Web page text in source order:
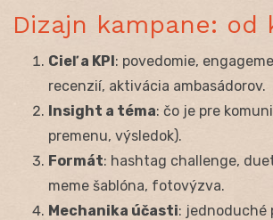
Dizajn kampane:
Cieľ a KPI: povedomie,
recenzií, aktivácia ambasádorov.
Insight a téma: čo je pre
premenu, výsledok).
Formát: hashtag challenge,
meme šablóna, fotovýzva.
Mechanika účasti: jednoduché